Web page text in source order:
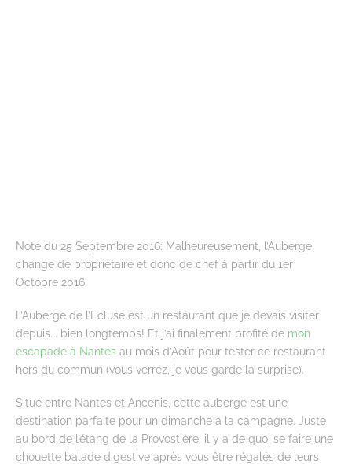
Note du 25 Septembre 2016: Malheureusement, l’Auberge
change de propriétaire et donc de chef à partir du 1er
Octobre 2016
L’Auberge de l’Ecluse est un restaurant que je devais visiter
depuis…. bien longtemps! Et j’ai finalement profité de mon
escapade à Nantes au mois d’Août pour tester ce restaurant
hors du commun (vous verrez, je vous garde la surprise).
Situé entre Nantes et Ancenis, cette auberge est une
destination parfaite pour un dimanche à la campagne. Juste
au bord de l’étang de la Provostière, il y a de quoi se faire une
chouette balade digestive après vous être régalés de leurs